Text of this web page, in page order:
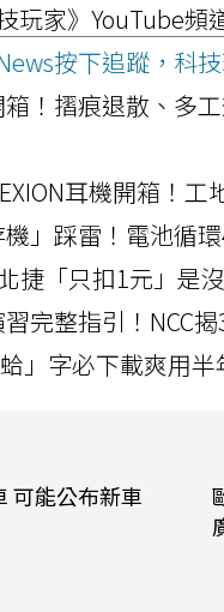
玩家》YouTube頻
按下追蹤，科
！摺痕退散、多
耳機開箱！
」踩雷！電池循
捷「只扣1元」是
完整指引！NCC
」字必下載爽用
可能公布新車